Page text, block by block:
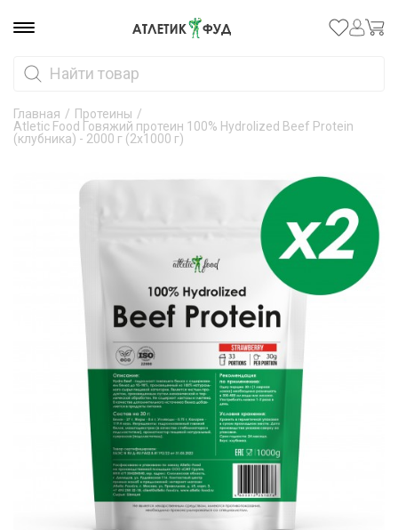
Главная / Протеины /
Atletic Food Говяжий протеин 100% Hydrolized Beef Protein
(клубника) - 2000 г (2х1000 г)